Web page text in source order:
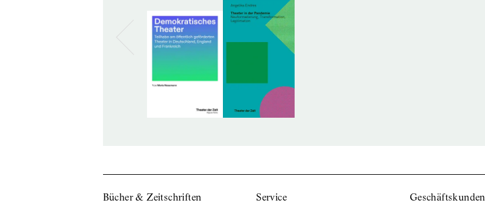
Bücher & Zeitschriften Service Geschäftskunden